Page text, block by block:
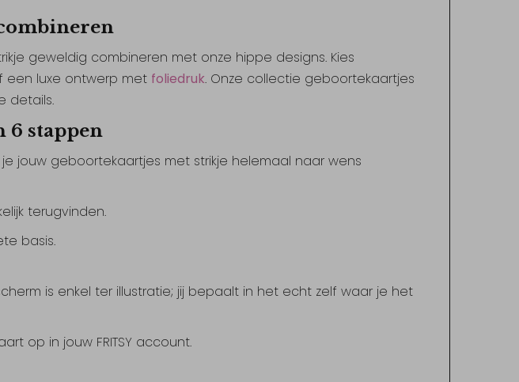
geweldig combineren met onze hippe designs. Kies
een luxe ontwerp met foliedruk. Onze collectie geboortekaartjes
details.
6 stappen
je jouw geboortekaartjes met strikje helemaal naar wens
terugvinden.
basis.
is enkel ter illustratie; jij bepaalt in het echt zelf waar je het
op in jouw FRITSY account.